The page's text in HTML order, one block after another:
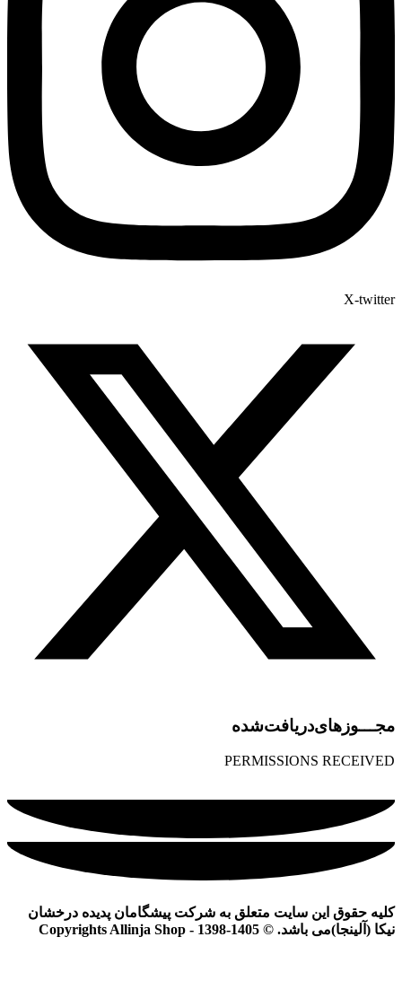
X-twitter
مجـــوز‌های‌دریافت‌شده
PERMISSIONS RECEIVED
کلیه حقوق این سایت متعلق به شرکت پیشگامان پدیده درخشان
نیکا (آلینجا)می باشد. © Copyrights Allinja Shop - 1398-1405